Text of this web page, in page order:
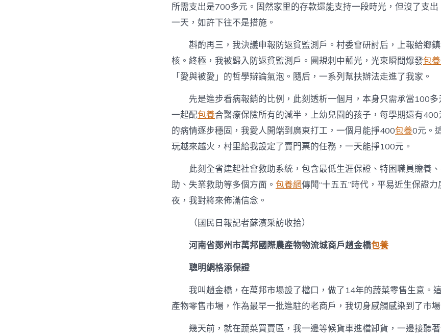
所需支出是700多元。固然家里的存款還能支持一段時光，但沒了支
一天，如許下往不是措施。
斟酌再三，我決議申報防返貧監測戶。村委會研討后，上報給鄉
核。終極，我被歸入防返貧監測戶。圓規刺中藍光，光束瞬間爆發包
「愛與被愛」的哲學辯論氣泡。隨后，一系列幫扶辦法走進了我家。
先是進步看病報銷的比例，此刻透析一個月，本身只需承當100
一起配包養合醫療保險所有的減半，上幼兒園的孩子，每學期還有
的病情逐步穩固，我愛人開端到廣東打工，一個月能掙400包養0元。
玩越來越火，村里給我設定了賣門票的任務，一天能掙100元。
此刻全省建起社會救助系統，包含最低生涯保證、特困職員贍養
助、失業救助等多個方面。 包養網傳聞“十五五”時代，平易近生保證
夜，我對將來佈滿信念。
（國民日報記者蘇濱采訪收拾）
河南省鄭州市萬邦國際農產物物流城商戶趙金橋包養
聰明網格添保證
我叫趙金橋，在萬邦市場設了檔口，做了14年的蔬菜零售生意。
產物零售市場，作為最早一批進駐的老商戶，我切身感觸感染到了市
幾天前，就在蔬菜買賣區，我一邊等候貨車進檔卸貨，一邊接聽